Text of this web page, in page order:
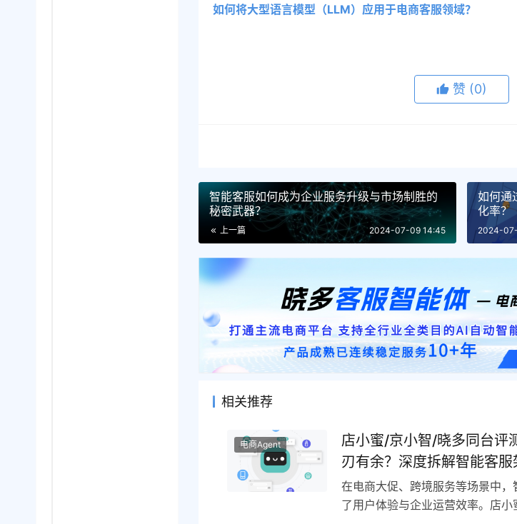
如何将大型语言模型（LLM）应用于电商客服领域？
赞 (0)
智能客服如何成为企业服务升级与市场制胜的
秘密武器？
上一篇 2024-07-09 14:45
如何通
化率？
2024-
相关推荐
电商Agent
店小蜜/京小智/晓多同台评
刃有余？深度拆解智能客
境突围力，揭秘“并发质量”
在电商大促、跨境服务等场景中
了用户体验与企业运营效率。店